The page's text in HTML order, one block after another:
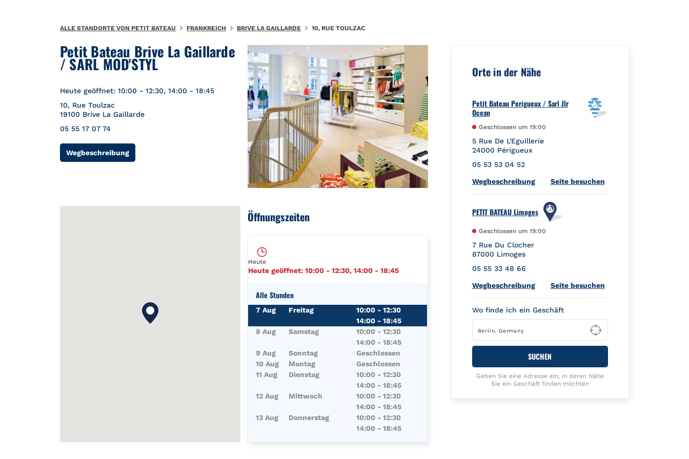
Petit Bateau Brive La Gaillarde
/ SARL MOD'STYL
Heute geöffnet: 10:00 - 12:30, 14:00 - 18:45
10, Rue Toulzac
19100 Brive La Gaillarde
05 55 17 07 74
WegbeschreibungLink Opens in New Tab
Öffnungszeiten
Heute
Heute geöffnet:10:00 -12:30,14:00 -18:45
Alle Stunden
Wochentag Öffnungszeiten
7 Aug Freitag 10:00 -12:30
14:00 -18:45
8 Aug
Samstag 10:00 -12:30
14:00 -18:45
9 Aug
Sonntag
Geschlossen
10 Aug
Montag
Geschlossen
11 Aug
Dienstag 10:00 -12:30
14:00 -18:45
12 Aug
Mittwoch 10:00 -12:30
14:00 -18:45
13 Aug
Donnerstag 10:00 -12:30
14:00 -18:45
Orte in der Nähe
Petit Bateau Perigueux / Sarl Jlr
Ocean
Geschlossen um 19:00
5 Rue De L'Eguillerie
24000 Périgueux
05 53 53 04 52
WegbeschreibungLink Opens in New Tab
Seite besuchen
PETIT BATEAU Limoges
Geschlossen um 19:00
7 Rue Du Clocher
87000 Limoges
05 55 33 48 66
WegbeschreibungLink Opens in New Tab
Seite besuchen
Wo finde ich ein Geschäft
Type to begin
SUCHEN
Geben Sie eine Adresse ein, in deren Nähe
Sie ein Geschäft finden möchten
ALLE STANDORTE VON PETIT BATEAU FRANKREICH BRIVE LA GAILLARDE 10, RUE TOULZAC